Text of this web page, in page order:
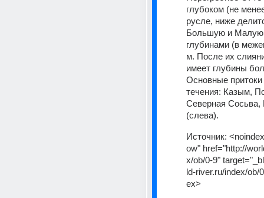
глубоком (не
русле, ниже
Большую и
глубинами (в
м. После их
имеет глубины
Основные притоки
течения: Казым,
Северная
(слева).
Источник:
ow" href="http://
x/ob/0-9"
ld-river.ru/index/ob/
ex>